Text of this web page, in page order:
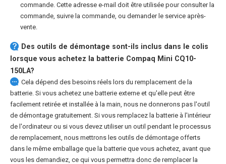
commande. Cette adresse e-mail doit être utilisée pour consulter la
commande, suivre la commande, ou demander le service après-
vente.
Des outils de démontage sont-ils inclus dans le colis
lorsque vous achetez la batterie Compaq Mini CQ10-
150LA?
Cela dépend des besoins réels lors du remplacement de la
batterie. Si vous achetez une batterie externe et qu'elle peut être
facilement retirée et installée à la main, nous ne donnerons pas l'outil
de démontage gratuitement. Si vous remplacez la batterie à l'intérieur
de l'ordinateur ou si vous devez utiliser un outil pendant le processus
de remplacement, nous mettrons les outils de démontage offerts
dans le même emballage que la batterie que vous achetez, avant que
vous les demandiez, ce qui vous permettra donc de remplacer la